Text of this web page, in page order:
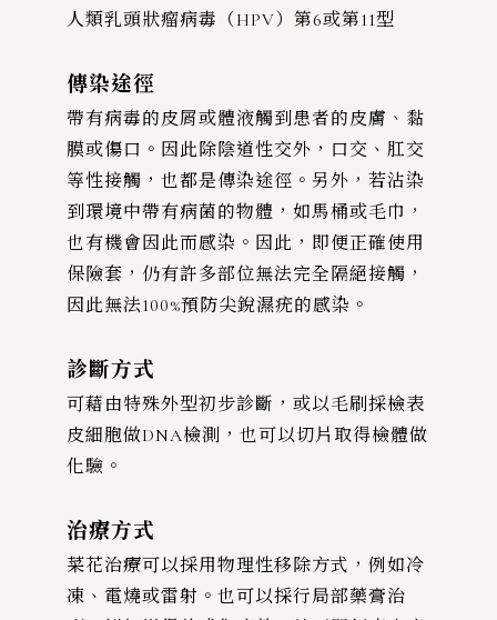
人類乳頭狀瘤病毒（HPV）第6或第11型
傳染途徑
帶有病毒的皮屑或體液觸到患者的皮膚、黏
膜或傷口。因此除陰道性交外，口交、肛交
等性接觸，也都是傳染途徑。另外，若沾染
到環境中帶有病菌的物體，如馬桶或毛巾，
也有機會因此而感染。因此，即便正確使用
保險套，仍有許多部位無法完全隔絕接觸，
因此無法100%預防尖銳濕疣的感染。
診斷方式
可藉由特殊外型初步診斷，或以毛刷採檢表
皮細胞做DNA檢測，也可以切片取得檢體做
化驗。
治療方式
菜花治療可以採用物理性移除方式，例如冷
凍、電燒或雷射。也可以採行局部藥膏治